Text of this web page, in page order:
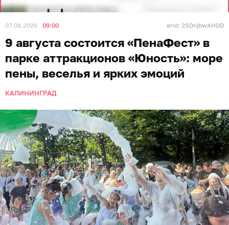
07.08.2026 09:00 erid: 2SDnjbwAHDD
9 августа состоится «ПенаФест» в
парке аттракционов «Юность»: море
пены, веселья и ярких эмоций
КАЛИНИНГРАД